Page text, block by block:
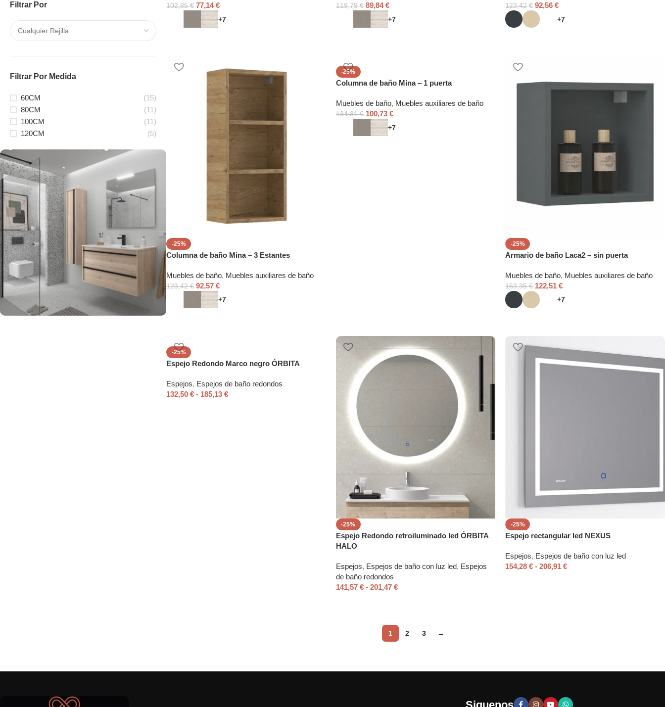
Filtrar Por
Filtrar Por Medida
60CM
(15)
80CM
(11)
100CM
(11)
120CM
(5)
102,85€ 77,14€
+7
119,79€ 89,84€
+7
123,42€ 92,56€
+7
-25%
Columna de baño Mina – 3 Estantes
Muebles de baño, Muebles auxiliares de baño
123,42€ 92,57 €
+7
-25%
Columna de baño Mina – 1 puerta
Muebles de baño, Muebles auxiliares de baño
134,31€ 100,73 €
+7
-25%
Armario de baño Laca2 – sin puerta
Muebles de baño, Muebles auxiliares de baño
163,35€ 122,51€
+7
-25%
Espejo Redondo Marco negro ÓRBITA
Espejos, Espejos de baño redondos
132,50 € - 185,13 €
-25%
Espejo Redondo retroiluminado led ÓRBITA
HALO
Espejos, Espejos de baño con luz led, Espejos
de baño redondos
141,57 € - 201,47 €
-25%
Espejo rectangular led NEXUS
Espejos, Espejos de baño con luz led
154,28€ - 206,91€
1 2 3 →
Siguenos